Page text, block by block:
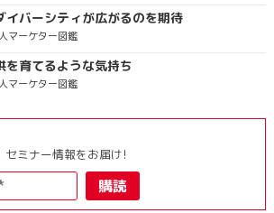
イバーシティが広がるのを期待
マーケター図鑑
を育てるような気持ち
マーケター図鑑
ミナー情報をお届け!